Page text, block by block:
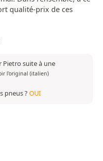
qualité-prix de ces
Pietro suite à une
l'original (italien)
pneus ?OUI